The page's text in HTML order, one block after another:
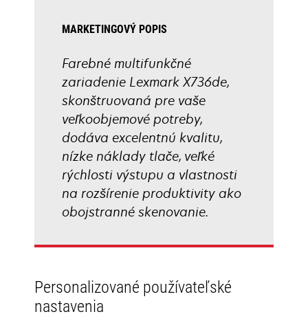
MARKETINGOVÝ POPIS
Farebné multifunkčné
zariadenie Lexmark X736de,
skonštruovaná pre vaše
veľkoobjemové potreby,
dodáva excelentnú kvalitu,
nízke náklady tlače, veľké
rýchlosti výstupu a vlastnosti
na rozšírenie produktivity ako
obojstranné skenovanie.
Personalizované používateľské
nastavenia